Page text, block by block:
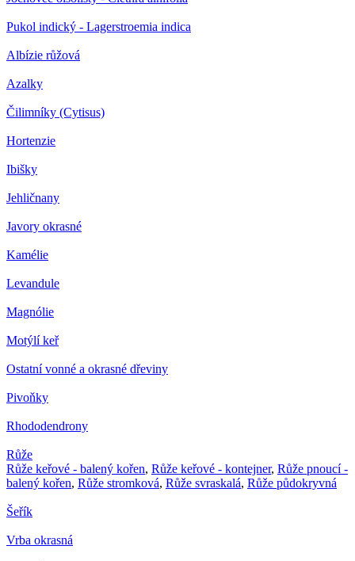
Pukol indický - Lagerstroemia indica
Albízie růžová
Azalky
Čilimníky (Cytisus)
Hortenzie
Ibišky
Jehličnany
Javory okrasné
Kamélie
Levandule
Magnólie
Motýlí keř
Ostatní vonné a okrasné dřeviny
Pivoňky
Rhododendrony
Růže
Růže keřové - balený kořen, Růže keřové - kontejner, Růže pnoucí -
balený kořen, Růže stromková, Růže svraskalá, Růže půdokryvná
Šeřík
Vrba okrasná